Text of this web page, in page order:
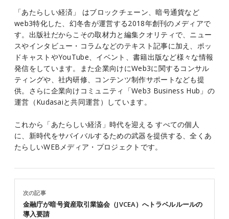
「あたらしい経済」 はブロックチェーン、暗号通貨など
web3特化した、幻冬舎が運営する2018年創刊のメディアで
す。出版社だからこその取材力と編集クオリティで、ニュー
スやインタビュー・コラムなどのテキスト記事に加え、ポッ
ドキャストやYouTube、イベント、書籍出版など様々な情報
発信をしています。また企業向けにWeb3に関するコンサル
ティングや、社内研修、コンテンツ制作サポートなども提
供。さらに企業向けコミュニティ「Web3 Business Hub」の
運営（Kudasaiと共同運営）しています。
これから「あたらしい経済」時代を迎える すべての個人
に、新時代をサバイバルするための武器を提供する、全くあ
たらしいWEBメディア・プロジェクトです。
次の記事
金融庁が暗号資産取引業協会（JVCEA）へトラベルルールの
導入要請